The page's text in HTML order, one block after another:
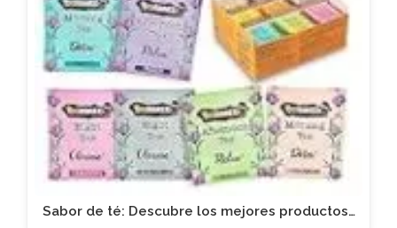
Sabor de té: Descubre los mejores productos…